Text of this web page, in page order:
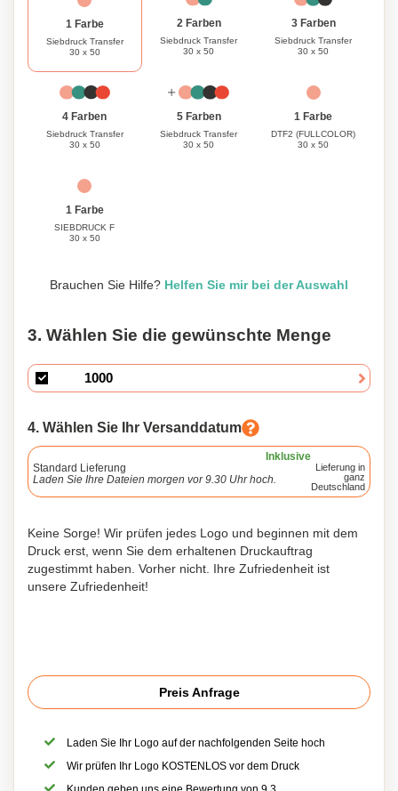
1 Farbe
Siebdruck Transfer
30 x 50
2 Farben
Siebdruck Transfer
30 x 50
3 Farben
Siebdruck Transfer
30 x 50
4 Farben
Siebdruck Transfer
30 x 50
5 Farben
Siebdruck Transfer
30 x 50
1 Farbe
DTF2 (FULLCOLOR)
30 x 50
1 Farbe
SIEBDRUCK F
30 x 50
Brauchen Sie Hilfe? Helfen Sie mir bei der Auswahl
3. Wählen Sie die gewünschte Menge
4. Wählen Sie Ihr Versanddatum
Inklusive
Standard Lieferung
Laden Sie Ihre Dateien morgen vor 9.30 Uhr hoch.
Lieferung in
ganz
Deutschland
Keine Sorge! Wir prüfen jedes Logo und beginnen mit dem
Druck erst, wenn Sie dem erhaltenen Druckauftrag
zugestimmt haben. Vorher nicht. Ihre Zufriedenheit ist
unsere Zufriedenheit!
Preis Anfrage
Laden Sie Ihr Logo auf der nachfolgenden Seite hoch
Wir prüfen Ihr Logo KOSTENLOS vor dem Druck